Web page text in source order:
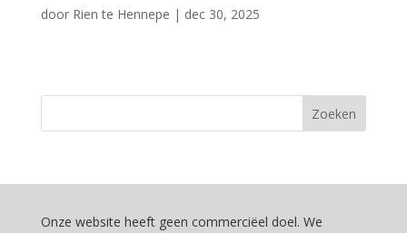
door Rien te Hennepe | dec 30, 2025
Onze website heeft geen commerciëel doel. We